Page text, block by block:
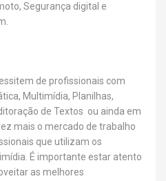
Segurança digital e
de profissionais com
Multimídia, Planilhas,
de Textos ou ainda em
mais o mercado de trabalho
que utilizam os
É importante estar atento
as melhores